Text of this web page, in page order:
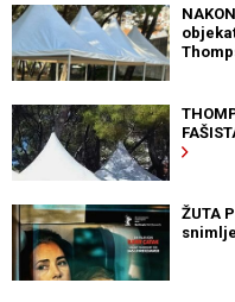
ŽUTA